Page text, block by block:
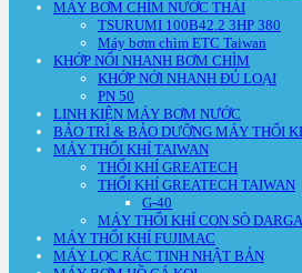
MÁY BƠM CHÌM NƯỚC THẢI
TSURUMI 100B42.2 3HP 380
Máy bơm chìm ETC Taiwan
KHỚP NỐI NHANH BƠM CHÌM
KHỚP NỚI NHANH ĐỦ LOẠI
PN 50
LINH KIỆN MÁY BƠM NƯỚC
BẢO TRÌ & BẢO DƯỠNG MÁY THỔI
MÁY THỔI KHÍ TAIWAN
THỔI KHÍ GREATECH
THỔI KHÍ GREATECH TAIWAN
G-40
MÁY THỔI KHÍ CON SÒ
MÁY THỔI KHÍ FUJIMAC
MÁY LỌC RÁC TINH NHẬT BẢN